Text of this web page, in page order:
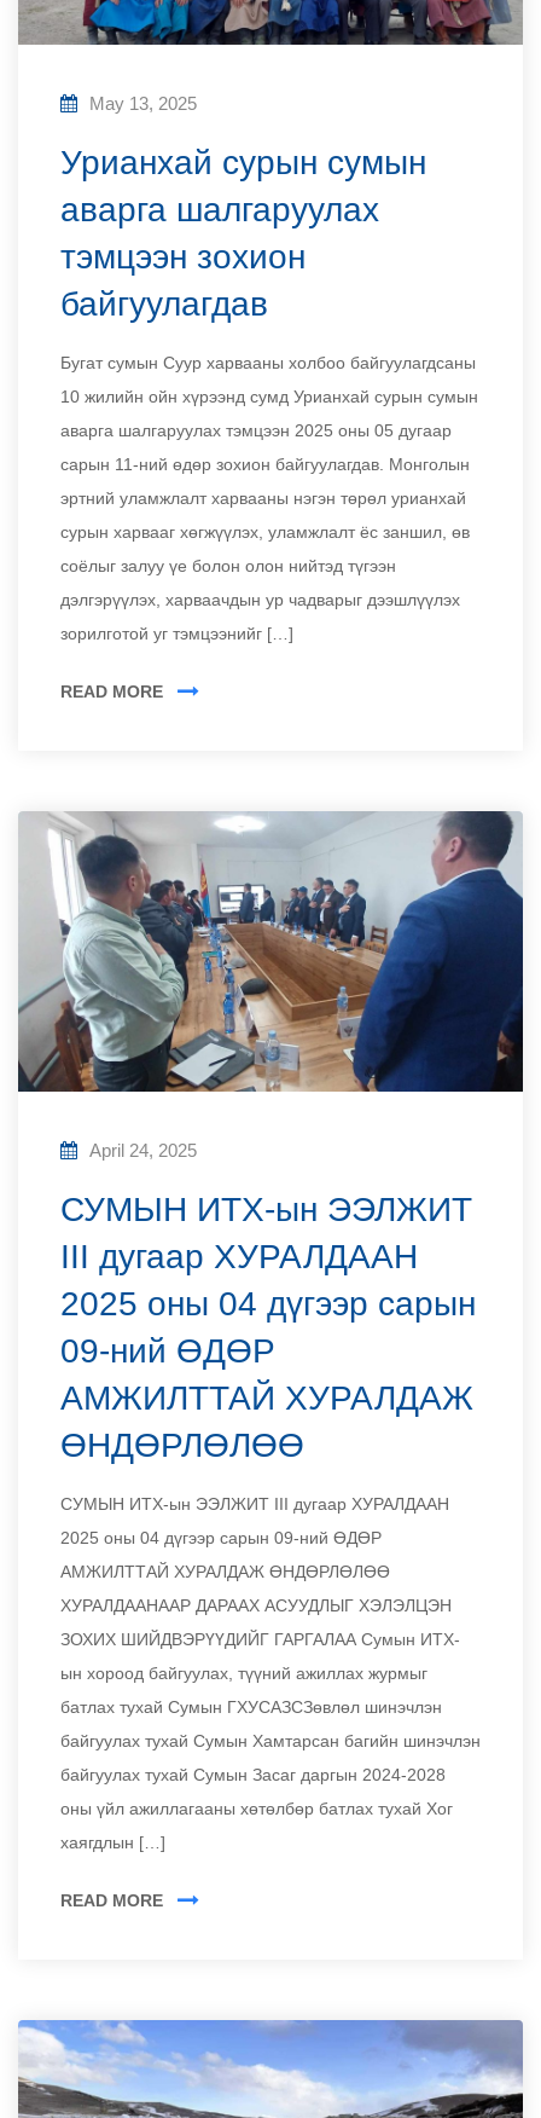
May 13, 2025
Урианхай сурын сумын
аварга шалгаруулах
тэмцээн зохион
байгуулагдав
Бугат сумын Суур харвааны холбоо байгуулагдсаны
10 жилийн ойн хүрээнд сумд Урианхай сурын сумын
аварга шалгаруулах тэмцээн 2025 оны 05 дугаар
сарын 11-ний өдөр зохион байгуулагдав. Монголын
эртний уламжлалт харвааны нэгэн төрөл урианхай
сурын харвааг хөгжүүлэх, уламжлалт ёс заншил, өв
соёлыг залуу үе болон олон нийтэд түгээн
дэлгэрүүлэх, харваачдын ур чадварыг дээшлүүлэх
зорилготой уг тэмцээнийг […]
READ MORE
April 24, 2025
СУМЫН ИТХ-ын ЭЭЛЖИТ
III дугаар ХУРАЛДААН
2025 оны 04 дүгээр сарын
09-ний ӨДӨР
АМЖИЛТТАЙ ХУРАЛДАЖ
ӨНДӨРЛӨЛӨӨ
СУМЫН ИТХ-ын ЭЭЛЖИТ III дугаар ХУРАЛДААН
2025 оны 04 дүгээр сарын 09-ний ӨДӨР
АМЖИЛТТАЙ ХУРАЛДАЖ ӨНДӨРЛӨЛӨӨ
ХУРАЛДААНААР ДАРААХ АСУУДЛЫГ ХЭЛЭЛЦЭН
ЗОХИХ ШИЙДВЭРҮҮДИЙГ ГАРГАЛАА Сумын ИТХ-
ын хороод байгуулах, түүний ажиллах журмыг
батлах тухай Сумын ГХУСАЗСЗөвлөл шинэчлэн
байгуулах тухай Сумын Хамтарсан багийн шинэчлэн
байгуулах тухай Сумын Засаг даргын 2024-2028
оны үйл ажиллагааны хөтөлбөр батлах тухай Хог
хаягдлын […]
READ MORE